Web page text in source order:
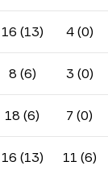
16 (13) 4 (0)
8 (6) 3 (0)
18 (6) 7 (0)
16 (13) 11 (6)